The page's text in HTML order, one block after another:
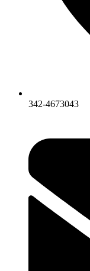
342-4673043